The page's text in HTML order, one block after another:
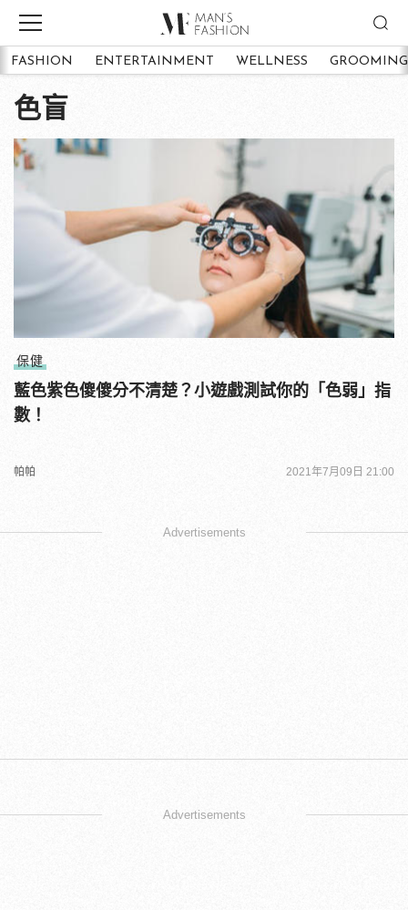
FASHION ENTERTAINMENT WELLNESS GROOMING
色盲
保健
藍色紫色傻傻分不清楚？小遊戲測試你的「色弱」指
數！
帕帕 2021年7月09日 21:00
Advertisements
Advertisements